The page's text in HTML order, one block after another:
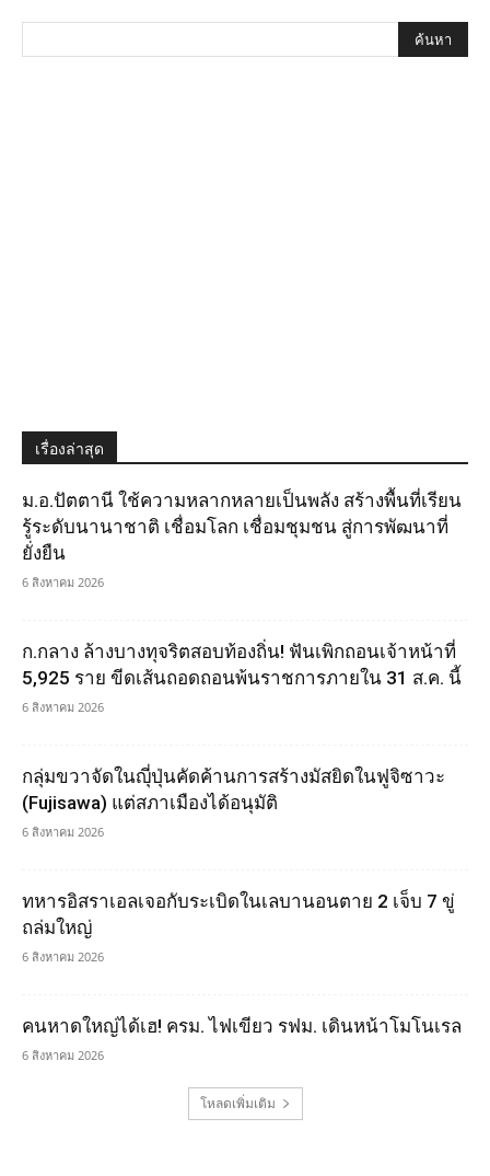
เรื่องล่าสุด
ม.อ.ปัตตานี ใช้ความหลากหลายเป็นพลัง สร้างพื้นที่เรียน
รู้ระดับนานาชาติ เชื่อมโลก เชื่อมชุมชน สู่การพัฒนาที่
ยั่งยืน
6 สิงหาคม 2026
ก.กลาง ล้างบางทุจริตสอบท้องถิ่น! ฟันเพิกถอนเจ้าหน้าที่
5,925 ราย ขีดเส้นถอดถอนพ้นราชการภายใน 31 ส.ค. นี้
6 สิงหาคม 2026
กลุ่มขวาจัดในญุี่ปุ่นคัดค้านการสร้างมัสยิดในฟูจิซาวะ
(Fujisawa) แต่สภาเมืองได้อนุมัติ
6 สิงหาคม 2026
ทหารอิสราเอลเจอกับระเบิดในเลบานอนตาย 2 เจ็บ 7 ขู่
ถล่มใหญ่
6 สิงหาคม 2026
คนหาดใหญ่ได้เฮ! ครม. ไฟเขียว รฟม. เดินหน้าโมโนเรล
6 สิงหาคม 2026
โหลดเพิ่มเติม